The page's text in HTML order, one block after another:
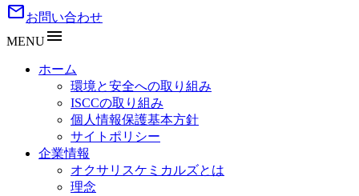
mailお問い合わせ
MENUmenu
ホーム
環境と安全への取り組み
ISCCの取り組み
個人情報保護基本方針
サイトポリシー
企業情報
オクサリスケミカルズとは
理念